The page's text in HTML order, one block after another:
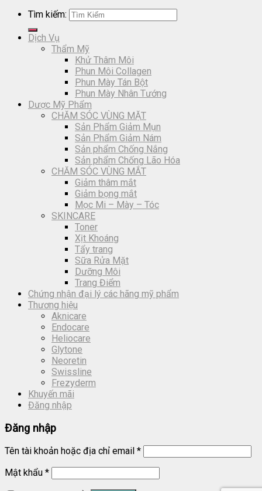
Tìm kiếm:
Dịch Vụ
Thẩm Mỹ
Khử Thâm Môi
Phun Môi Collagen
Phun Mày Tán Bột
Phun Mày Nhân Tướng
Dược Mỹ Phẩm
CHĂM SÓC VÙNG MẶT
Sản Phẩm Giảm Mụn
Sản Phẩm Giảm Nám
Sản phẩm Chống Nắng
Sản phẩm Chống Lão Hóa
CHĂM SÓC VÙNG MẮT
Giảm thâm mắt
Giảm bọng mắt
Mọc Mi – Mày – Tóc
SKINCARE
Toner
Xịt Khoáng
Tẩy trang
Sữa Rửa Mặt
Dưỡng Môi
Trang Điểm
Chứng nhận đại lý các hãng mỹ phẩm
Thương hiệu
Aknicare
Endocare
Heliocare
Glytone
Neoretin
Swissline
Frezyderm
Khuyến mãi
Đăng nhập
Đăng nhập
Tên tài khoản hoặc địa chỉ email *
Mật khẩu *